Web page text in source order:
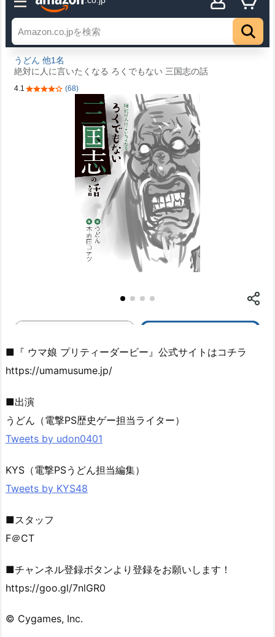
■『 ウマ娘 プリティーダービー』公式サイトはコチラ
https://umamusume.jp/
■出演
うどん（電撃PS歴史ゲー担当ライター）
Tweets by udon0401
KYS（電撃PSうどん担当編集）
Tweets by KYS48
■スタッフ
F＠CT
■チャンネル登録ボタンより登録をお願いします！
https://goo.gl/7nlGR0
© Cygames, Inc.